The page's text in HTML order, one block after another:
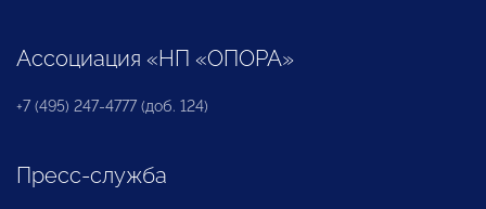
Ассоциация «НП «ОПОРА»
+7 (495) 247-4777 (доб. 124)
Пресс-служба